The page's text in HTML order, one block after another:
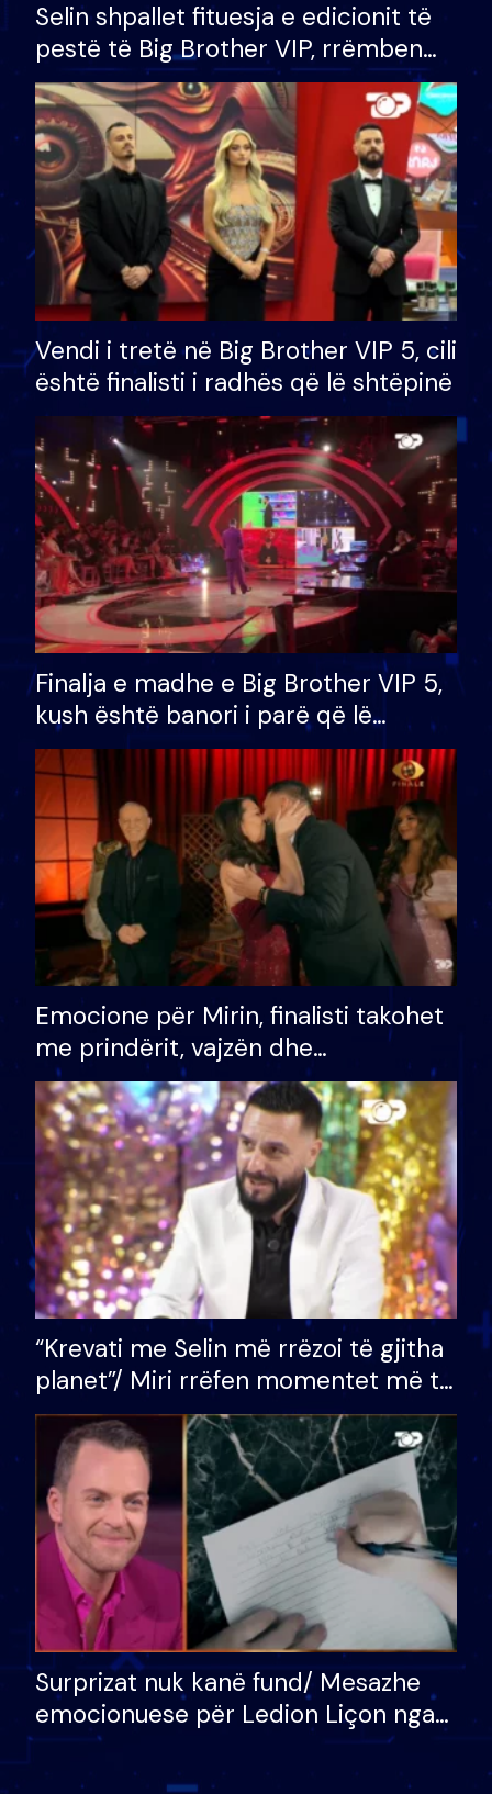
Selin shpallet fituesja e edicionit të
pestë të Big Brother VIP, rrëmben
çmimin e madh prej 100 mijë eurosh
Vendi i tretë në Big Brother VIP 5, cili
është finalisti i radhës që lë shtëpinë
Finalja e madhe e Big Brother VIP 5,
kush është banori i parë që lë
shtëpinë dhe humb mundësinë për
të fituar çmimin e madh
Emocione për Mirin, finalisti takohet
me prindërit, vajzën dhe
bashkëshorten: S’kemi ndonjë letër
divorci apo jo?
“Krevati me Selin më rrëzoi të gjitha
planet”/ Miri rrëfen momentet më të
bukura në shtëpinë e BB VIP: Do më
mungojë zilja e mëngjesit kur…
Surprizat nuk kanë fund/ Mesazhe
emocionuese për Ledion Liçon nga
nëna dhe fëmijët e tij, moderatori
nuk i mban dot lotët: Nuk meritoj…